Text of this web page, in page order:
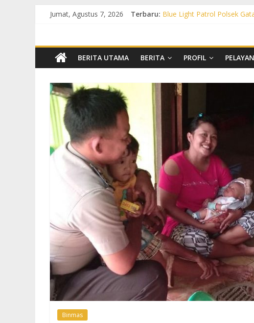
Jumat, Agustus 7, 2026 Terbaru: Blue Light Patrol Polsek
Patroli Blue Light Polsek
Blue Light Patrol Polsek
BERITA UTAMA BERITA PROFIL
Binmas